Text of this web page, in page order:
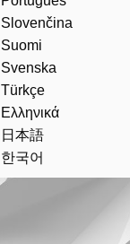
Slovenčina
Suomi
Svenska
Türkçe
Ελληνικά
日本語
한국어